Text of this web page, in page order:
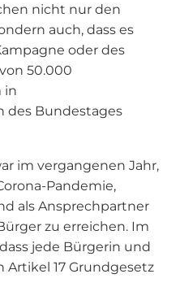
nicht nur den
auch, dass es
oder des
50.000
in
des Bundestages
im vergangenen Jahr,
Pandemie,
als Ansprechpartner
zu erreichen. Im
jede Bürgerin und
Artikel 17 Grundgesetz